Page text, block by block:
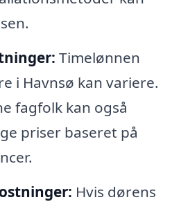
Timelønnen
i Havnsø kan variere.
fagfolk kan også
priser baseret på
Hvis dørens